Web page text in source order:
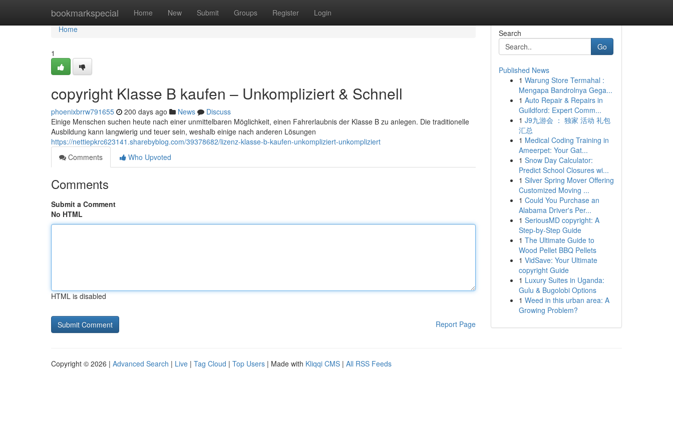
bookmarkspecial Home New Submit Groups Register Login
Home
Home
1
copyright Klasse B kaufen – Unkompliziert & Schnell
phoenixbrrw791655 200 days ago News
Discuss
Einige Menschen suchen heute nach einer unmittelbaren Möglichkeit, einen Fahrerlaubnis der Klasse B zu anlegen. Die traditionelle
Ausbildung kann langwierig und teuer sein, weshalb einige nach anderen Lösungen
https://nettiepkrc623141.sharebyblog.com/39378682/lizenz-klasse-b-kaufen-unkompliziert-unkompliziert
Comments
Who Upvoted
Comments
Submit a Comment
No HTML
HTML is disabled
Report Page
Search
Go
Published News
1 Warung Store Termahal :
Mengapa Bandrolnya Gega...
1 Auto Repair & Repairs in
Guildford: Expert Comm...
1 J9九游会 ： 独家 活动 礼包
汇总
1 Medical Coding Training in
Ameerpet: Your Gat...
1 Snow Day Calculator:
Predict School Closures wi...
1 Silver Spring Mover Offering
Customized Moving ...
1 Could You Purchase an
Alabama Driver's Per...
1 SeriousMD copyright: A
Step-by-Step Guide
1 The Ultimate Guide to
Wood Pellet BBQ Pellets
1 VidSave: Your Ultimate
copyright Guide
1 Luxury Suites in Uganda:
Gulu & Bugolobi Options
1 Weed in this urban area: A
Growing Problem?
Copyright © 2026 | Advanced Search | Live | Tag Cloud | Top Users | Made with Kliqqi CMS | All RSS Feeds